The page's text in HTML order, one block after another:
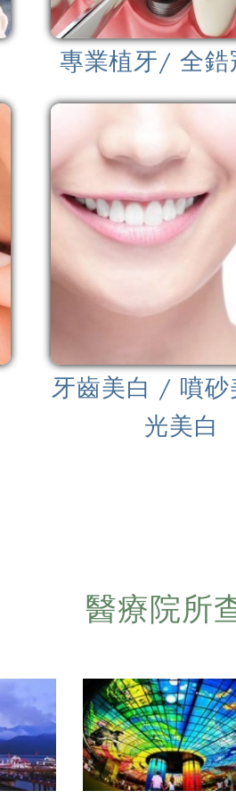
專業植牙/ 全鋯
牙齒美白 / 噴砂
光美白
醫療院所